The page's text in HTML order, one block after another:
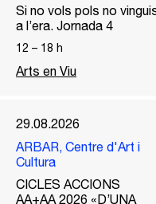
Si no vols pols no
a l’era. Jornada 4
12 – 18 h
Arts en Viu
29.08.2026
ARBAR, Centre d'Art i
Cultura
CICLES ACCIONS
AA+AA 2026 «D’UNA